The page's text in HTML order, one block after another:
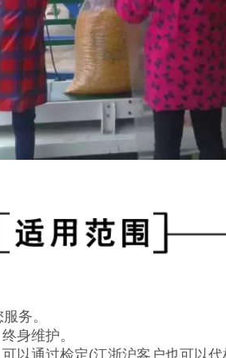
务。
身维护。
以通过检定(江浙沪客户也可以代